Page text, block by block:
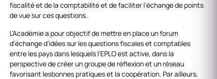
fiscalité et de la comptabilité et de faciliter l’échange de points
de vue sur ces questions.
L’Académie a pour objectif de mettre en place un forum
d’échange d’idées sur les questions fiscales et comptables
entre les pays dans lesquels l’EPLO est active, dans la
perspective de créer un groupe de réflexion et un réseau
favorisant lesbonnes pratiques et la coopération. Par ailleurs,